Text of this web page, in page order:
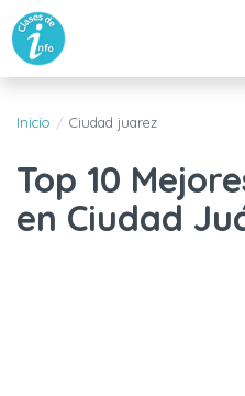
Inicio Ciudad juarez
Top 10
en Ciudad